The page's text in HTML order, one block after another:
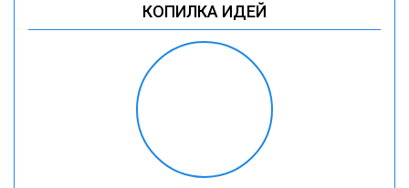
КОПИЛКА ИДЕЙ